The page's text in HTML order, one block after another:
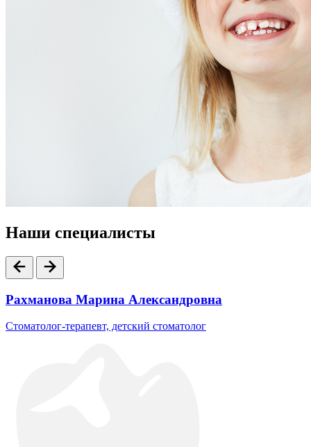
Наши специалисты
Рахманова Марина Александровна
Стоматолог-терапевт, детский стоматолог